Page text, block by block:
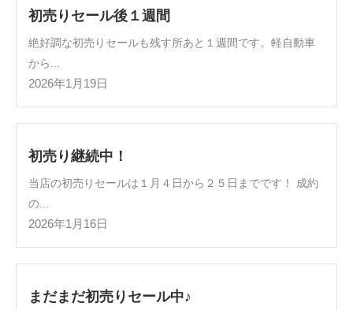
初売りセール後１週間
絶好調な初売りセールも残す所あと１週間です。軽自動車
から...
2026年1月19日
初売り継続中！
当店の初売りセールは１月４日から２５日までです！ 成約
の...
2026年1月16日
まだまだ初売りセール中♪